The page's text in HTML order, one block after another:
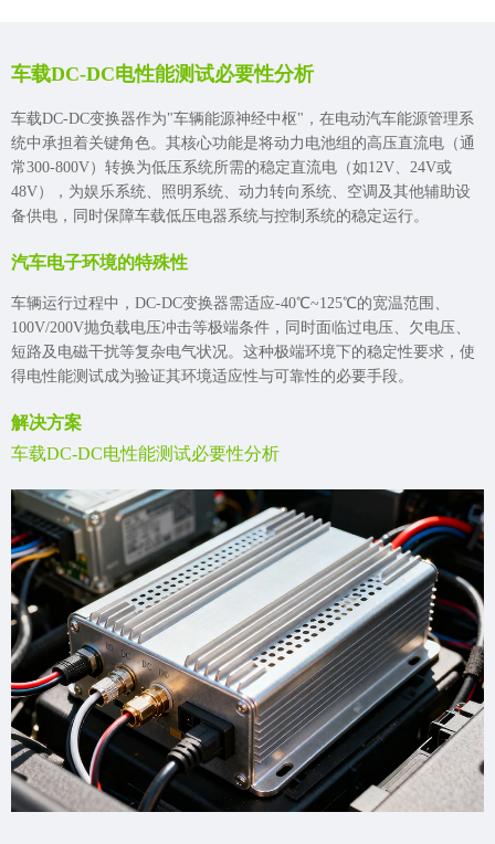
车载DC-DC电性能测试必要性分析
车载DC-DC变换器作为"车辆能源神经中枢"，在电动汽车能源管理系
统中承担着关键角色。其核心功能是将动力电池组的高压直流电（通
常300-800V）转换为低压系统所需的稳定直流电（如12V、24V或
48V），为娱乐系统、照明系统、动力转向系统、空调及其他辅助设
备供电，同时保障车载低压电器系统与控制系统的稳定运行。
汽车电子环境的特殊性
车辆运行过程中，DC-DC变换器需适应-40℃~125℃的宽温范围、
100V/200V抛负载电压冲击等极端条件，同时面临过电压、欠电压、
短路及电磁干扰等复杂电气状况。这种极端环境下的稳定性要求，使
得电性能测试成为验证其环境适应性与可靠性的必要手段。
解决方案
车载DC-DC电性能测试必要性分析